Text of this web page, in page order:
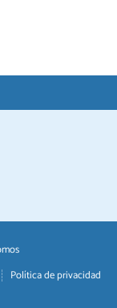
Política de privacidad